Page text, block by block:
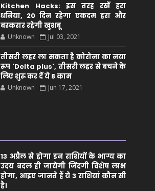
Kitchen Hacks: इस तरह रखें हरा
धनिया, 20 दिन रहेगा एकदम हरा और
बरकरार रहेगी खुशबू
Unknown Jul 03, 2021
तीसरी लहर ला सकता है कोरोना का नया
रूप 'Delta plus', तीसरी लहर से बचने के
लिए शुरू कर दें ये 8 काम
Unknown Jun 17, 2021
13 अप्रैल से होगा इन राशियों के भाग्य का
उदय बदल ही जायेगी जिंदगी विशेष लाभ
होगा, आइए जानते हैं ये 3 राशियां कौन सीं
है।